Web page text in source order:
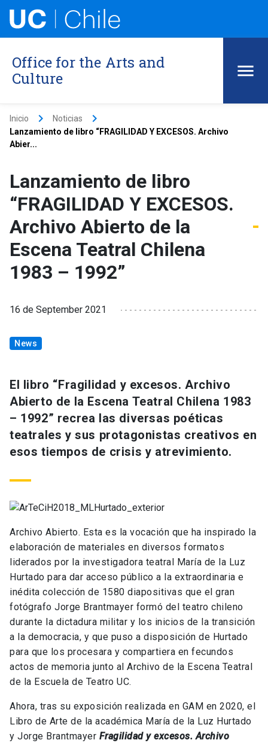
Office for the Arts and
Culture
Inicio keyboard_arrow_right Noticias keyboard_arrow_right
Lanzamiento de libro “FRAGILIDAD Y EXCESOS. Archivo
Abier...
Lanzamiento de libro
“FRAGILIDAD Y EXCESOS.
Archivo Abierto de la
Escena Teatral Chilena
1983 – 1992”
16 de September 2021
News
El libro “Fragilidad y excesos. Archivo
Abierto de la Escena Teatral Chilena 1983
– 1992” recrea las diversas poéticas
teatrales y sus protagonistas creativos en
esos tiempos de crisis y atrevimiento.
Archivo Abierto. Esta es la vocación que ha inspirado la
elaboración de materiales en diversos formatos
liderados por la investigadora teatral María de la Luz
Hurtado para dar acceso público a la extraordinaria e
inédita colección de 1580 diapositivas que el gran
fotógrafo Jorge Brantmayer formó del teatro chileno
durante la dictadura militar y los inicios de la transición
a la democracia, y que puso a disposición de Hurtado
para que los procesara y compartiera en fecundos
actos de memoria junto al Archivo de la Escena Teatral
de la Escuela de Teatro UC.
Ahora, tras su exposición realizada en GAM en 2020, el
Libro de Arte de la académica María de la Luz Hurtado
y Jorge Brantmayer Fragilidad y excesos. Archivo